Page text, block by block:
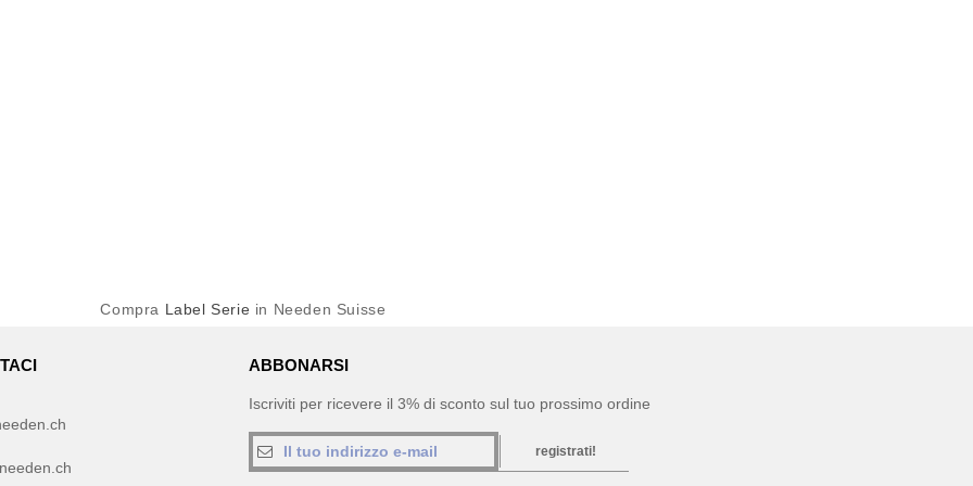
Compra Label Serie in Needen Suisse
ABBONARSI
Iscriviti per ricevere il 3% di sconto sul tuo prossimo ordine
registrati!